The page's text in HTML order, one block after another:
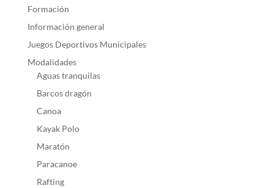
Formación
Información general
Juegos Deportivos Municipales
Modalidades
Aguas tranquilas
Barcos dragón
Canoa
Kayak Polo
Maratón
Paracanoe
Rafting